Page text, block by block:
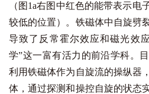
（图1a右图中红色的能带表示电
较低的位置）。铁磁体中自旋劈
导致了反常霍尔效应和磁光效
学”这一富有活力的前沿学科。
利用铁磁体作为自旋流的操纵器
体，通过探测和操控自旋的状态